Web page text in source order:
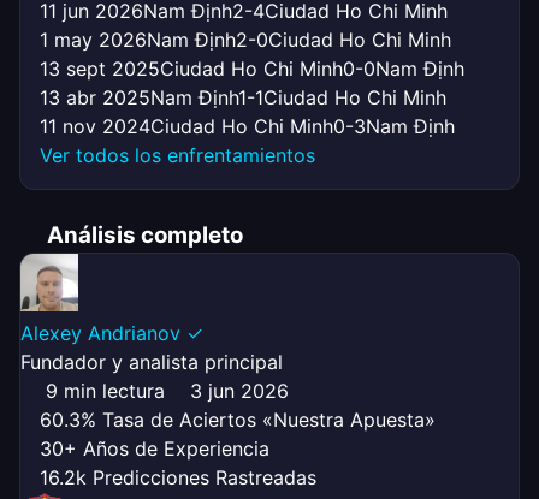
11 jun 2026Nam Định2-4Ciudad Ho Chi Minh
1 may 2026Nam Định2-0Ciudad Ho Chi Minh
13 sept 2025Ciudad Ho Chi Minh0-0Nam Định
13 abr 2025Nam Định1-1Ciudad Ho Chi Minh
11 nov 2024Ciudad Ho Chi Minh0-3Nam Định
Ver todos los enfrentamientos
Análisis completo
Alexey Andrianov ✓
Fundador y analista principal
9 min lectura
3 jun 2026
60.3% Tasa de Aciertos «Nuestra Apuesta»
30+ Años de Experiencia
16.2k Predicciones Rastreadas